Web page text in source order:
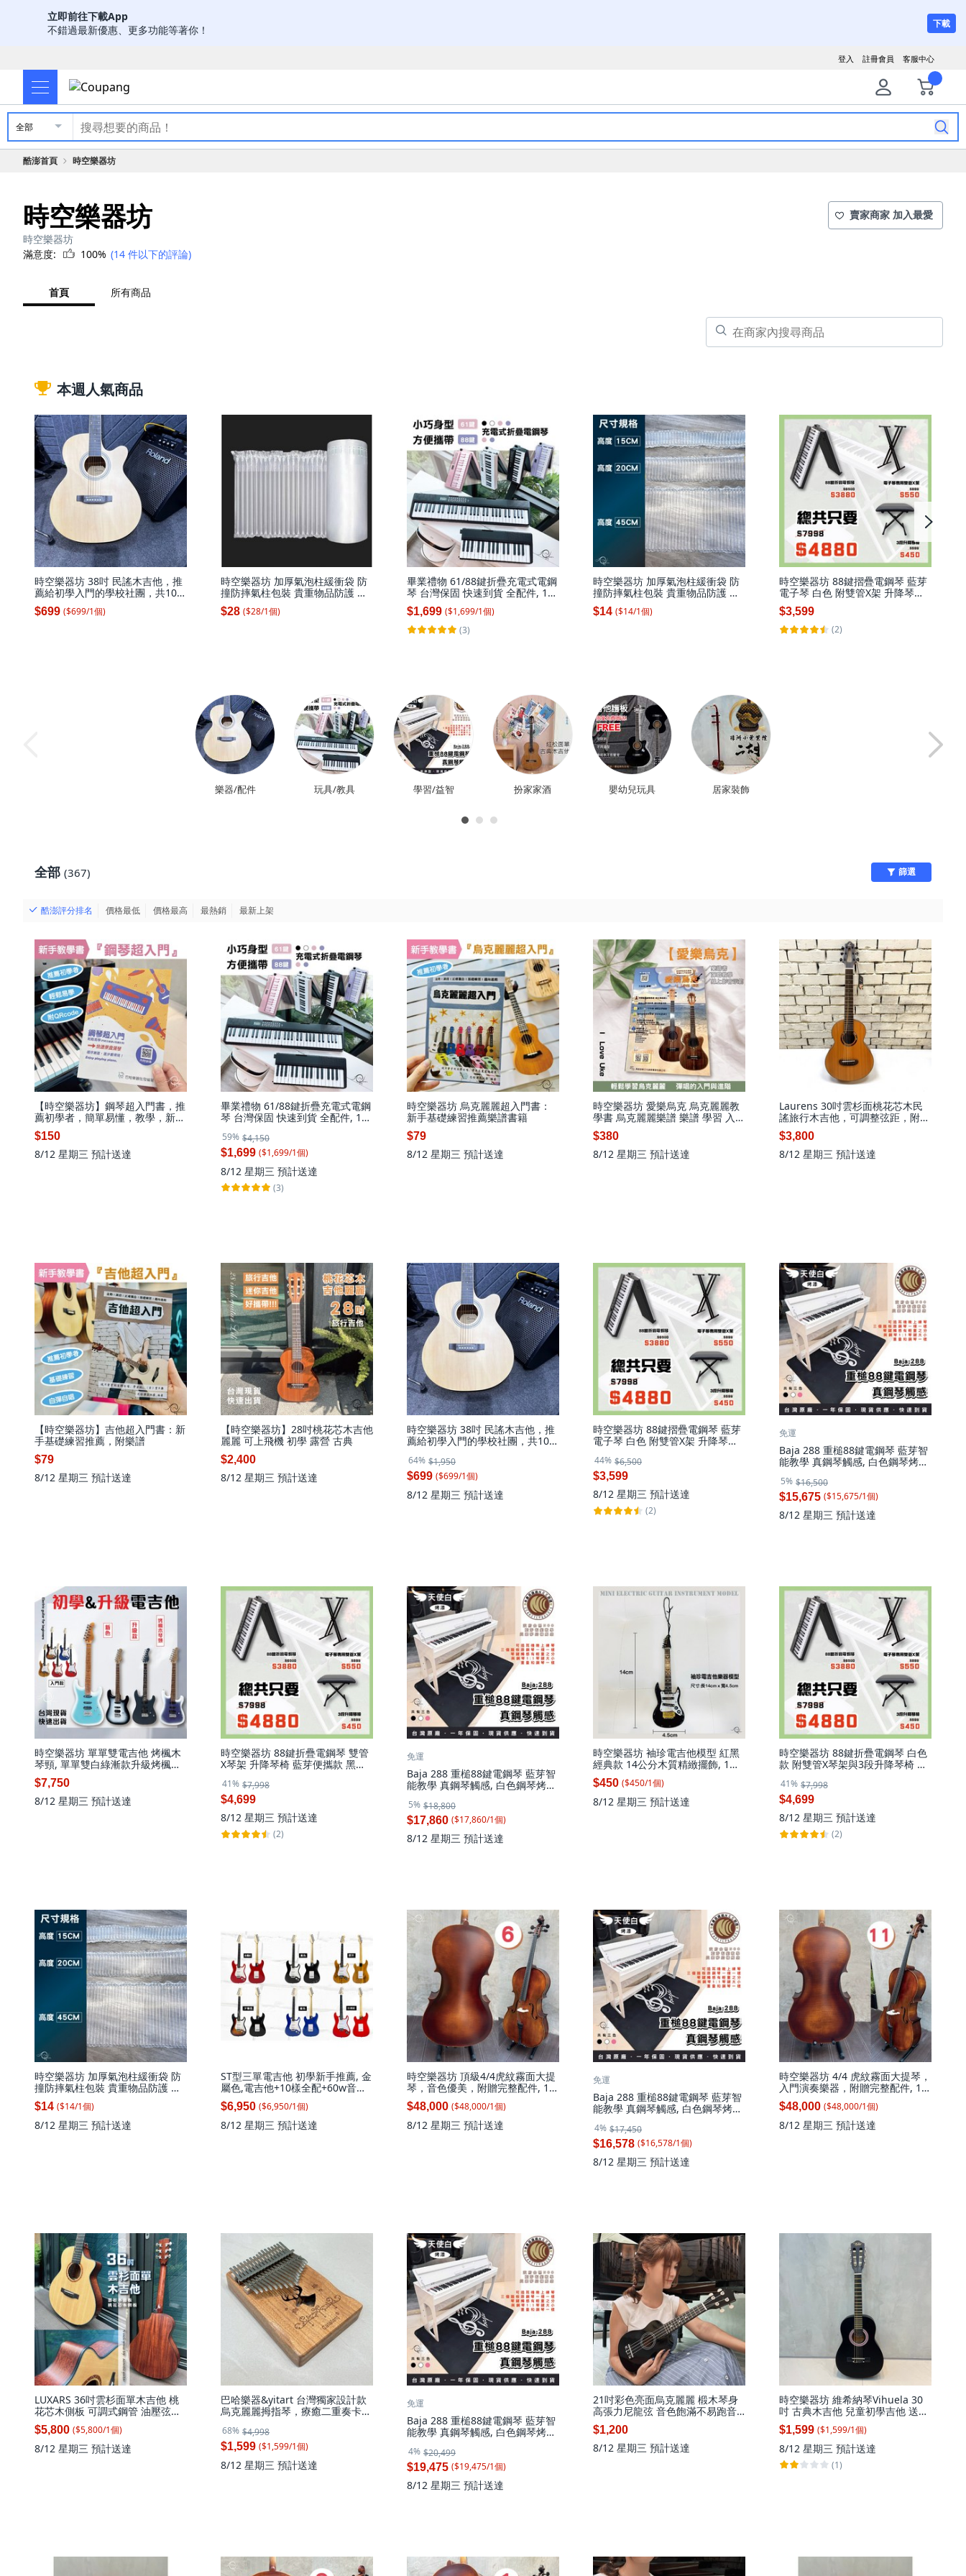
立即前往下載App
不錯過最新優惠、更多功能等著你！
下載
客服中心
註冊會員
登入
全部
酷澎首頁 時空樂器坊
時空樂器坊
時空樂器坊
滿意度:
100% (14 件以下的評論)
賣家商家 加入最愛
首頁 所有商品
本週人氣商品
時空樂器坊 38吋 民謠木吉他，推
薦給初學入門的學校社團，共10
色，附自學書與11件實用配件，臺
灣保固, 1個, 琴面小小不完美木吉
$699 ($699/1個)
時空樂器坊 加厚氣泡柱緩衝袋 防
撞防摔氣柱包裝 貴重物品防護 氣
泡袋 填充袋 氣柱袋 充氣袋, 1個
$28 ($28/1個)
畢業禮物 61/88鍵折疊充電式電鋼
琴 台灣保固 快速到貨 全配件, 1
個, 61鍵黑色折疊電鋼琴/61E,單台
琴+全配+琴袋
$1,699 ($1,699/1個)
(3)
時空樂器坊 加厚氣泡柱緩衝袋 防
撞防摔氣柱包裝 貴重物品防護 氣
泡袋 填充袋 氣柱袋 充氣袋, 1個
$14 ($14/1個)
時空樂器坊 88鍵摺疊電鋼琴 藍芽
電子琴 白色 附雙管X架 升降琴椅,
白色,88鍵折疊電鋼琴+配件包, 1個
$3,599
(2)
樂器/配件 玩具/教具 學習/益智 扮家家酒 嬰幼兒玩具 居家裝飾
全部 (367) 篩選
酷澎評分排名 價格最低 價格最高 最熱銷 最新上架
【時空樂器坊】鋼琴超入門書，推
薦初學者，簡單易懂，教學，新
手，基礎，練習，白話，入門樂譜
$150
8/12 星期三 預計送達
畢業禮物 61/88鍵折疊充電式電鋼
琴 台灣保固 快速到貨 全配件, 1
琴+全配+琴袋
59% $4,150
$1,699 ($1,699/1個)
8/12 星期三 預計送達
(3)
時空樂器坊 烏克麗麗超入門書：
新手基礎練習推薦樂譜書籍
$79
8/12 星期三 預計送達
時空樂器坊 愛樂烏克 烏克麗麗教
學書 烏克麗麗樂譜 樂譜 學習 入門
出學 曲目
$380
8/12 星期三 預計送達
Laurens 30吋雲杉面桃花芯木民
謠旅行木吉他，可調整弦距，附全
配件, 雲杉面單民謠木吉他,琴、琴
袋、彈片
$3,800
8/12 星期三 預計送達
【時空樂器坊】吉他超入門書：新
手基礎練習推薦，附樂譜
$79
8/12 星期三 預計送達
【時空樂器坊】28吋桃花芯木吉他
麗麗 可上飛機 初學 露營 古典
$2,400
8/12 星期三 預計送達
時空樂器坊 38吋 民謠木吉他，推
薦給初學入門的學校社團，共10
灣保固, 1個, 琴面小小不完美木吉
他不影響彈奏,隨機出貨
64% $1,950
$699 ($699/1個)
8/12 星期三 預計送達
時空樂器坊 88鍵摺疊電鋼琴 藍芽
電子琴 白色 附雙管X架 升降琴椅,
44% $6,500
$3,599
8/12 星期三 預計送達
(2)
免運
Baja 288 重槌88鍵電鋼琴 藍芽智
能教學 真鋼琴觸感, 白色鋼琴烤漆,
5% $16,500
$15,675 ($15,675/1個)
8/12 星期三 預計送達
時空樂器坊 單單雙電吉他 烤楓木
琴頸, 單單雙白綠漸款升級烤楓木
琴頸,電吉他+10樣全配+60w音箱
可接麥克風, 1個
$7,750
8/12 星期三 預計送達
時空樂器坊 88鍵折疊電鋼琴 雙管
X琴架 升降琴椅 藍芽便攜款 黑色,
+升降琴椅, 1個
41% $7,998
$4,699
8/12 星期三 預計送達
(2)
免運
Baja 288 重槌88鍵電鋼琴 藍芽智
能教學 真鋼琴觸感, 白色鋼琴烤漆,
個
5% $18,800
$17,860 ($17,860/1個)
8/12 星期三 預計送達
時空樂器坊 袖珍電吉他模型 紅黑
經典款 14公分木質精緻擺飾, 1個,
經典時尚黑
$450 ($450/1個)
8/12 星期三 預計送達
時空樂器坊 88鍵折疊電鋼琴 白色
款 附雙管X琴架與3段升降琴椅 支
+雙管X琴架+升降琴椅, 1個
41% $7,998
$4,699
8/12 星期三 預計送達
(2)
時空樂器坊 加厚氣泡柱緩衝袋 防
撞防摔氣柱包裝 貴重物品防護 氣
泡袋 填充袋 氣柱袋 充氣袋, 1個
$14 ($14/1個)
8/12 星期三 預計送達
ST型三單電吉他 初學新手推薦, 金
屬色,電吉他+10樣全配+60w音箱
可接麥克風, 1個
$6,950 ($6,950/1個)
8/12 星期三 預計送達
時空樂器坊 頂級4/4虎紋霧面大提
琴，音色優美，附贈完整配件, 1
個, 6號, 6號
$48,000 ($48,000/1個)
8/12 星期三 預計送達
免運
Baja 288 重槌88鍵電鋼琴 藍芽智
能教學 真鋼琴觸感, 白色鋼琴烤漆,
4% $17,450
$16,578 ($16,578/1個)
8/12 星期三 預計送達
時空樂器坊 4/4 虎紋霧面大提琴，
入門演奏樂器，附贈完整配件, 1
個, 11號, 11號
$48,000 ($48,000/1個)
8/12 星期三 預計送達
LUXARS 36吋雲杉面單木吉他 桃
花芯木側板 可調式鋼管 油壓弦紐
缺角設計, 1個
$5,800 ($5,800/1個)
8/12 星期三 預計送達
巴哈樂器&yitart 台灣獨家設計款
烏克麗麗拇指琴，療癒二重奏卡林
17音馴鹿(原木)17D02-N,漸層烏克
麗麗(備註獨家聯名圖案)
68% $4,998
$1,599 ($1,599/1個)
8/12 星期三 預計送達
免運
Baja 288 重槌88鍵電鋼琴 藍芽智
能教學 真鋼琴觸感, 白色鋼琴烤漆,
推), 1個
4% $20,499
$19,475 ($19,475/1個)
8/12 星期三 預計送達
21吋彩色亮面烏克麗麗 椴木琴身
高張力尼龍弦 音色飽滿不易跑音
附厚袋調音器教學書, 1個, 全配琴
16配厚袋調音器背帶譜, 21吋
$1,200
8/12 星期三 預計送達
時空樂器坊 維希納琴Vihuela 30
吋 古典木吉他 兒童初學吉他 送超
值全配件, 黑色, 1個
$1,599 ($1,599/1個)
8/12 星期三 預計送達
(1)